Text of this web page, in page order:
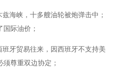
海峡，十多艘油轮被炮弹击中；
际油价；
牙贸易往来，因西班牙不支持美
尊重双边协定；